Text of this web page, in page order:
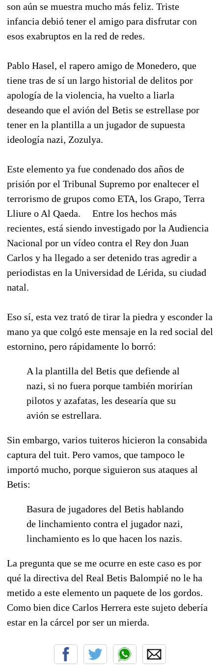
son aún se muestra mucho más feliz. Triste
infancia debió tener el amigo para disfrutar con
esos exabruptos en la red de redes.
Pablo Hasel, el rapero amigo de Monedero, que
tiene tras de sí un largo historial de delitos por
apología de la violencia, ha vuelto a liarla
deseando que el avión del Betis se estrellase por
tener en la plantilla a un jugador de supuesta
ideología nazi, Zozulya.
Este elemento ya fue condenado dos años de
prisión por el Tribunal Supremo por enaltecer el
terrorismo de grupos como ETA, los Grapo, Terra
Lliure o Al Qaeda. Entre los hechos más
recientes, está siendo investigado por la Audiencia
Nacional por un vídeo contra el Rey don Juan
Carlos y ha llegado a ser detenido tras agredir a
periodistas en la Universidad de Lérida, su ciudad
natal.
Eso sí, esta vez trató de tirar la piedra y esconder la
mano ya que colgó este mensaje en la red social del
estornino, pero rápidamente lo borró:
A la plantilla del Betis que defiende al
nazi, si no fuera porque también morirían
pilotos y azafatas, les desearía que su
avión se estrellara.
Sin embargo, varios tuiteros hicieron la consabida
captura del tuit. Pero vamos, que tampoco le
importó mucho, porque siguieron sus ataques al
Betis:
Basura de jugadores del Betis hablando
de linchamiento contra el jugador nazi,
linchamiento es lo que hacen los nazis.
La pregunta que se me ocurre en este caso es por
qué la directiva del Real Betis Balompié no le ha
metido a este elemento un paquete de los gordos.
Como bien dice Carlos Herrera este sujeto debería
estar en la cárcel por ser un mierda.